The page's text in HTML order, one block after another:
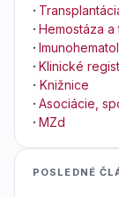
·
· Hemostáza a
·
· Klinické
· Knižnice
· Asociácie,
· MZd
POSLEDNÉ